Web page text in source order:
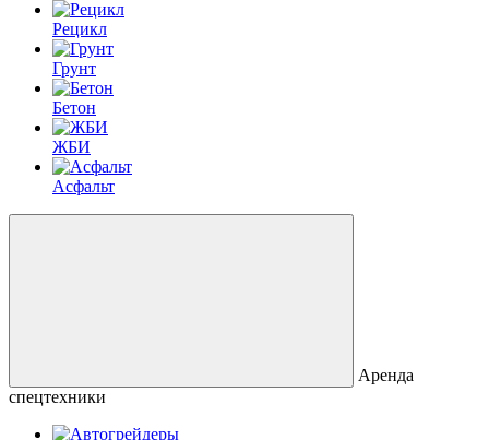
Рецикл
Грунт
Бетон
ЖБИ
Асфальт
Аренда
спецтехники